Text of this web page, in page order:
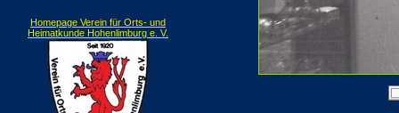
Homepage Verein für Orts- und
Heimatkunde Hohenlimburg e. V.